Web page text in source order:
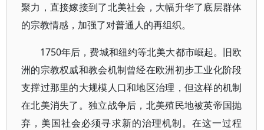
聚力，直接嫁接到了北美社会，大幅升华了底层群体
的宗教情感，加强了对普通人的再组织。
1750年后，费城和纽约等北美大都市崛起。旧欧
洲的宗教权威和教会机制曾经在欧洲初步工业化阶段
支撑过那里的大规模人口和地区治理，但这样的机制
在北美消失了。独立战争后，北美殖民地被英帝国抛
弃，美国社会必须寻求新的治理机制。在这一过程